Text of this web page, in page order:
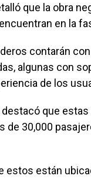
que la obra
en la
contarán
algunas con
de los
que
de 30,000
estos están